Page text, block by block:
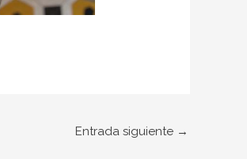
Entrada siguiente →